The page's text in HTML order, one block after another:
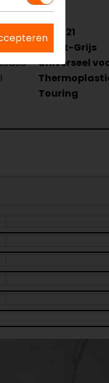
1353021
Zwart-Grijs
Universeel
Touring